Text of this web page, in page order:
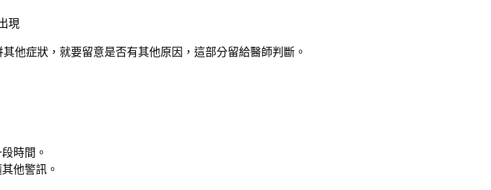
現
他症狀，就要留意是否有其他原因，這部分留給醫師判斷。
時間。
他警訊。